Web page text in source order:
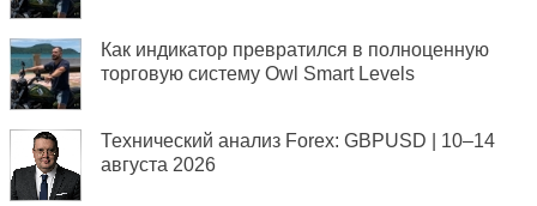
Как индикатор превратился в полноценную
торговую систему Owl Smart Levels
Технический анализ Forex: GBPUSD | 10–14
августа 2026